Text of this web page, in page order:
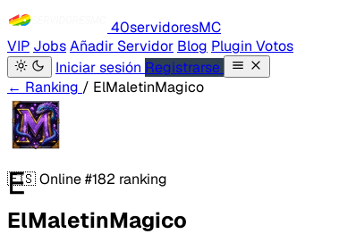
40servidoresMC
VIP JobsAñadir Servidor Blog Plugin Votos
Iniciar sesión Registrarse
← Ranking / ElMaletinMagico
E
🇪🇸Online#182 ranking
ElMaletinMagico